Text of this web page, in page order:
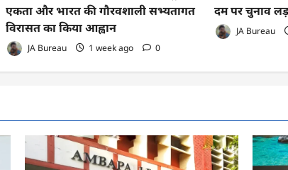
एकता और भारत की गौरवशाली सभ्यतागत
विरासत का किया आह्वान
JA Bureau 1 week ago 0
दम पर चुनाव
JA Bureau